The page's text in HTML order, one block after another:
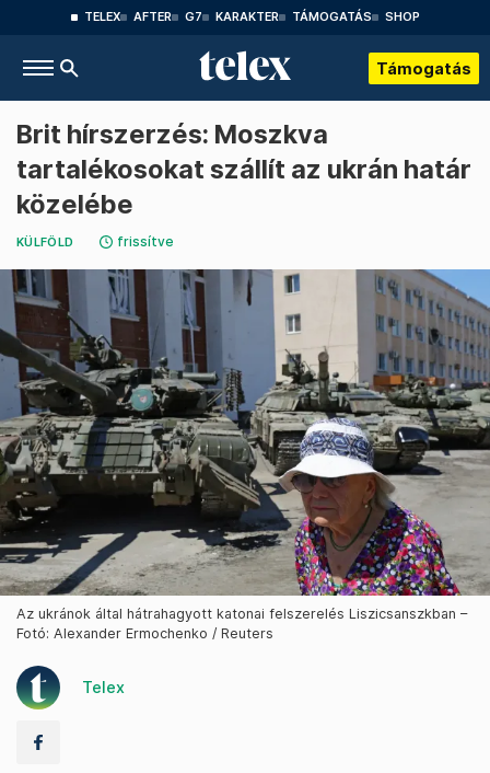
TELEX AFTER G7 KARAKTER TÁMOGATÁS SHOP
Támogatás
Brit hírszerzés: Moszkva
tartalékosokat szállít az ukrán határ
közelébe
KÜLFÖLD frissítve
Az ukránok által hátrahagyott katonai felszerelés Liszicsanszkban –
Fotó: Alexander Ermochenko / Reuters
Telex